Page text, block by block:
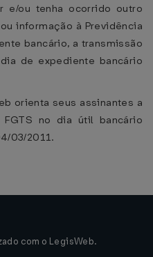
e/ou tenha ocorrido outro
informação à Previdência
bancário, a transmissão
de expediente bancário
orienta seus assinantes a
no dia útil bancário
03/2011.
com o LegisWeb.